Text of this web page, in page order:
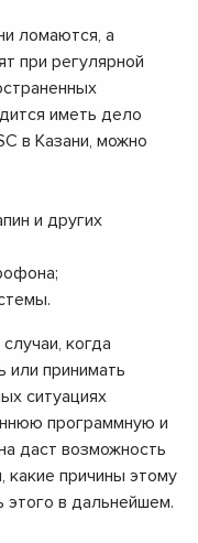
ломаются, а
при регулярной
иметь дело
в Казани, можно
и других
когда
или принимать
ситуациях
программную и
даст возможность
какие причины этому
этого в дальнейшем.